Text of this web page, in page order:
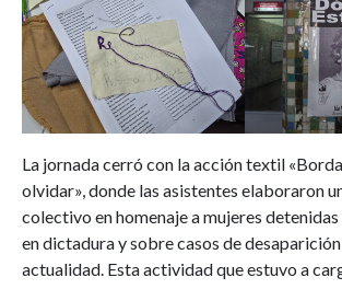
La jornada cerró con la acción textil
olvidar», donde las asistentes elaboraron
colectivo en homenaje a mujeres
en dictadura y sobre casos de
actualidad. Esta actividad que estuvo a